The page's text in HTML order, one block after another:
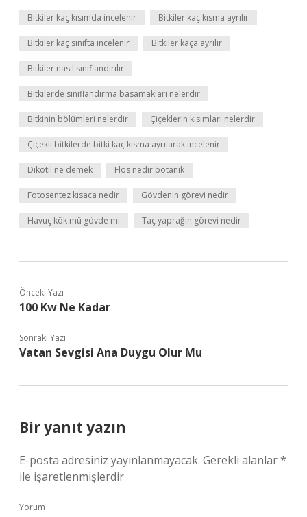
Bitkiler kaç kısımda incelenir Bitkiler kaç kısma ayrılır
Bitkiler kaç sınıfta incelenir Bitkiler kaça ayrılır
Bitkiler nasıl sınıflandırılır
Bitkilerde sınıflandırma basamakları nelerdir
Bitkinin bölümleri nelerdir Çiçeklerin kısımları nelerdir
Çiçekli bitkilerde bitki kaç kısma ayrılarak incelenir
Dikotil ne demek Flos nedir botanik
Fotosentez kısaca nedir Gövdenin görevi nedir
Havuç kök mü gövde mi Taç yaprağın görevi nedir
Önceki Yazı
100 Kw Ne Kadar
Sonraki Yazı
Vatan Sevgisi Ana Duygu Olur Mu
Bir yanıt yazın
E-posta adresiniz yayınlanmayacak. Gerekli alanlar*
ile işaretlenmişlerdir
Yorum